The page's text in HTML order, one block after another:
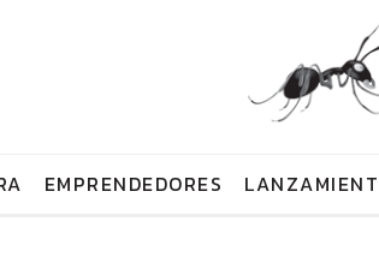
EMPRENDEDORES